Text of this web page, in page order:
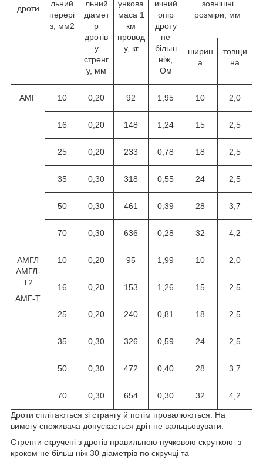
дроти
льний
перері
з, мм2
льний
діамет
р
дротів
у
стренг
у, мм
ункова
маса 1
км
провод
у, кг
ичний
опір
дроту
не
більш
ніж,
Ом
зовнішні
розміри, мм
ширин
а
товщи
на
АМГ 10 0,20 92 1,95 10 2,0
16 0,20 148 1,24 15 2,5
25 0,20 233 0,78 18 2,5
35 0,30 318 0,55 24 2,5
50 0,30 461 0,39 28 3,7
70 0,30 636 0,28 32 4,2
АМГЛ
АМГЛ-
Т2
АМГ-Т
10 0,20 95 1,99 10 2,0
16 0,20 153 1,26 15 2,5
25 0,20 240 0,81 18 2,5
35 0,30 326 0,59 24 2,5
50 0,30 472 0,40 28 3,7
70 0,30 654 0,30 32 4,2
Дроти сплітаються зі странгу й потім провалюються. На
вимогу споживача допускається дріт не вальцьовувати.
Стренги скручені з дротів правильною пучковою скруткою з
кроком не більш ніж 30 діаметрів по скручці та